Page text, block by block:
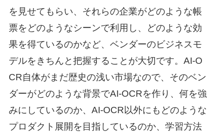
を見せてもらい、それらの企業がどのような帳
票をどのようなシーンで利用し、どのような効
果を得ているのかなど、ベンダーのビジネスモ
デルをきちんと把握することが大切です。AI-O
CR自体がまだ歴史の浅い市場なので、そのベン
ダーがどのような背景でAI-OCRを作り、何を強
みにしているのか、AI-OCR以外にもどのような
プロダクト展開を目指しているのか、学習方法